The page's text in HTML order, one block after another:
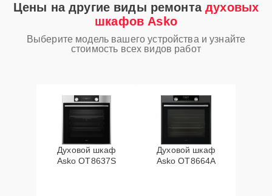
Цены на другие виды ремонтадуховых
шкафов Asko
Выберите модель вашего устройства и узнайте
стоимость всех видов работ
Духовой шкаф
Asko OT8637S
Духовой шкаф
Asko OT8664A